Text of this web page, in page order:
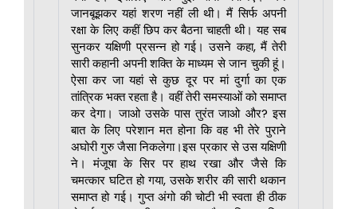
जानबूझकर यहां शरण नहीं ली थी। मैं सिर्फ अपनी
रक्षा के लिए कहीं छिप कर बैठना चाहती थी। यह सब
सुनकर यक्षिणी प्रसन्न हो गई। उसने कहा, मैं तेरी
सारी कहानी अपनी शक्ति के माध्यम से जान चुकी हूं।
ऐसा कर जा यहां से कुछ दूर पर मां दुर्गा का एक
तांत्रिक भक्त रहता है। वहीं तेरी समस्याओं को समाप्त
कर देगा। जाओ उसके पास तुरंत जाओ और? इस
बात के लिए परेशान मत होना कि वह भी तेरे पुराने
अघोरी गुरु जैसा निकलेगा।इस प्रकार से उस यक्षिणी
ने। मंजूषा के सिर पर हाथ रखा और जैसे कि
चमत्कार घटित हो गया, उसके शरीर की सारी थकान
समाप्त हो गई। गुप्त अंगो की चोटी भी स्वता ही ठीक